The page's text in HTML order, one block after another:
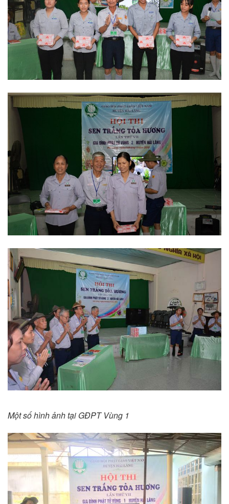
Một số hình ảnh tại GĐPT Vùng 1